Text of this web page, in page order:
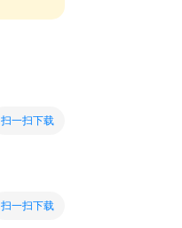
扫一扫下载
扫一扫下载